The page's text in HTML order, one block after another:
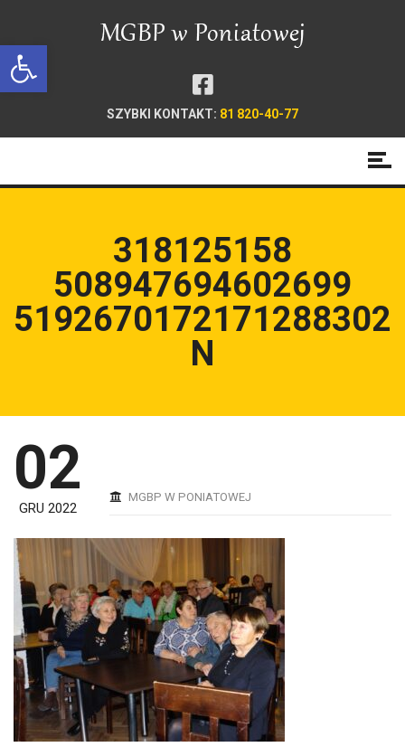
Open toolbar
SZYBKI KONTAKT: 81 820-40-77
318125158
508947694602699
5192670172171288302
N
02
GRU 2022
MGBP W PONIATOWEJ